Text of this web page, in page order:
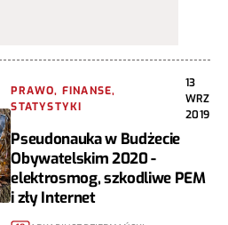
PRAWO, FINANSE,
STATYSTYKI
13
WRZ
2019
Pseudonauka w Budżecie
Obywatelskim 2020 -
elektrosmog, szkodliwe PEM
i zły Internet